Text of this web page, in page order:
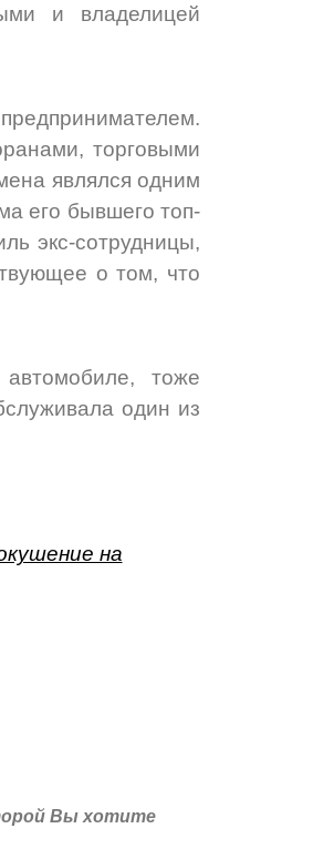
и владелицей
торговыми
являлся одним
его бывшего топ-
экс-сотрудницы,
о том, что
тоже
один из
на
Вы хотите